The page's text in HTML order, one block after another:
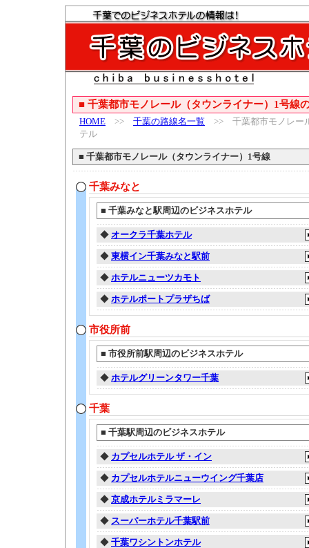
■ 千葉都市モノレール（タウンライナー）1号線
HOME >> 千葉の路線名一覧 >> 千葉都市モノレー
テル
■ 千葉都市モノレール（タウンライナー）1号線
千葉みなと
■千葉みなと駅周辺のビジネスホテル
◆ オークラ千葉ホテル
◆ 東横イン千葉みなと駅前
◆ ホテルニューツカモト
◆ ホテルポートプラザちば
市役所前
■市役所前駅周辺のビジネスホテル
◆ ホテルグリーンタワー千葉
千葉
■千葉駅周辺のビジネスホテル
◆ カプセルホテル ザ・イン
◆ カプセルホテルニューウイング千葉店
◆ 京成ホテルミラマーレ
◆ スーパーホテル千葉駅前
◆ 千葉ワシントンホテル